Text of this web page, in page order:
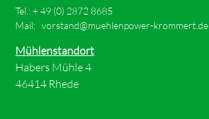
Tel.: +49 (0) 2872 8685
Mail:vorstand@muehlenpower-krommert.de
Mühlenstandort
Habers Mühle 4
46414 Rhede